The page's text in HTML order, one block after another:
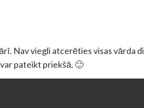
Nav viegli atcerēties visas vārda
pateikt priekšā. 🙂